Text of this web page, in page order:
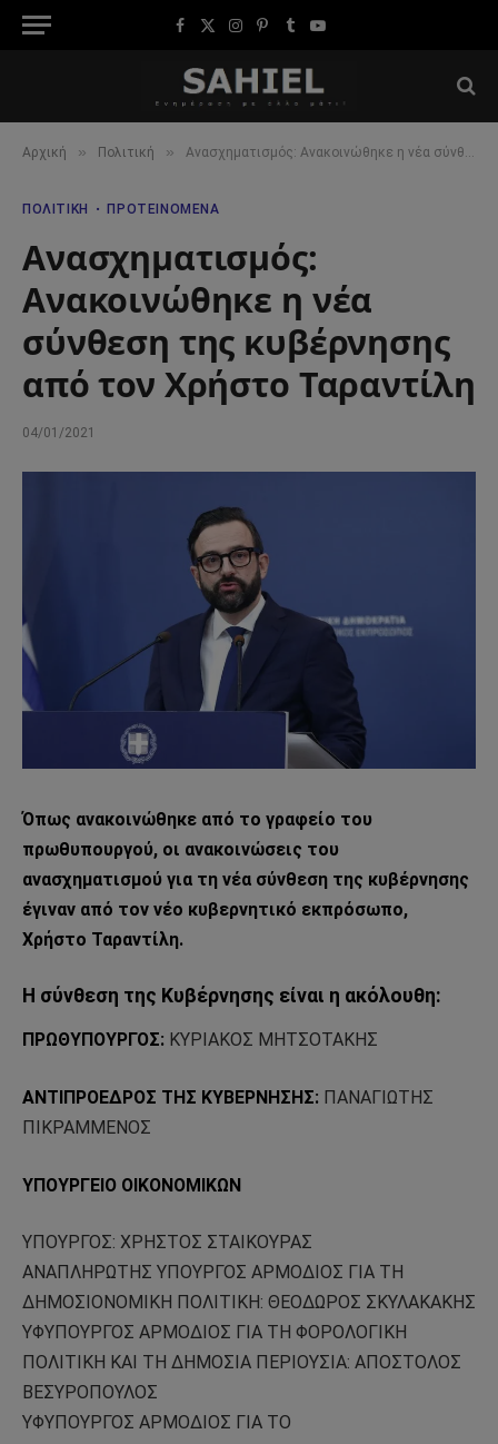
Facebook
X
Instagram
Pinterest
TumblrYouTube
Αρχική » Πολιτική » Ανασχηματισμός: Ανακοινώθηκε η νέα σύνθεση της κυβέρνησης από τον Χρήστο Ταραντίλη
ΠΟΛΙΤΙΚΉ ΠΡΟΤΕΙΝΌΜΕΝΑ
Ανασχηματισμός:
Ανακοινώθηκε η νέα
σύνθεση της κυβέρνησης
από τον Χρήστο Ταραντίλη
04/01/2021
Όπως ανακοινώθηκε από το γραφείο του
πρωθυπουργού, οι ανακοινώσεις του
ανασχηματισμού για τη νέα σύνθεση της κυβέρνησης
έγιναν από τον νέο κυβερνητικό εκπρόσωπο,
Χρήστο Ταραντίλη.
Η σύνθεση της Κυβέρνησης είναι η ακόλουθη:
ΠΡΩΘΥΠΟΥΡΓΟΣ: ΚΥΡΙΑΚΟΣ ΜΗΤΣΟΤΑΚΗΣ
ΑΝΤΙΠΡΟΕΔΡΟΣ ΤΗΣ ΚΥΒΕΡΝΗΣΗΣ: ΠΑΝΑΓΙΩΤΗΣ
ΠΙΚΡΑΜΜΕΝΟΣ
ΥΠΟΥΡΓΕΙΟ ΟΙΚΟΝΟΜΙΚΩΝ
ΥΠΟΥΡΓΟΣ: ΧΡΗΣΤΟΣ ΣΤΑΙΚΟΥΡΑΣ
ΑΝΑΠΛΗΡΩΤΗΣ ΥΠΟΥΡΓΟΣ ΑΡΜΟΔΙΟΣ ΓΙΑ ΤΗ
ΔΗΜΟΣΙΟΝΟΜΙΚΗ ΠΟΛΙΤΙΚΗ: ΘΕΟΔΩΡΟΣ ΣΚΥΛΑΚΑΚΗΣ
ΥΦΥΠΟΥΡΓΟΣ ΑΡΜΟΔΙΟΣ ΓΙΑ ΤΗ ΦΟΡΟΛΟΓΙΚΗ
ΠΟΛΙΤΙΚΗ ΚΑΙ ΤΗ ΔΗΜΟΣΙΑ ΠΕΡΙΟΥΣΙΑ: ΑΠΟΣΤΟΛΟΣ
ΒΕΣΥΡΟΠΟΥΛΟΣ
ΥΦΥΠΟΥΡΓΟΣ ΑΡΜΟΔΙΟΣ ΓΙΑ ΤΟ